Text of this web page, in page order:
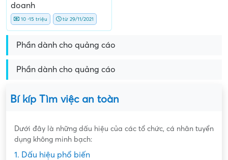
doanh
10 -15 triệu từ 29/11/2021
Phần dành cho quảng cáo
Phần dành cho quảng cáo
Bí kíp Tìm việc an toàn
Dưới đây là những dấu hiệu của các tổ chức, cá nhân tuyển
dụng không minh bạch:
1. Dấu hiệu phổ biến